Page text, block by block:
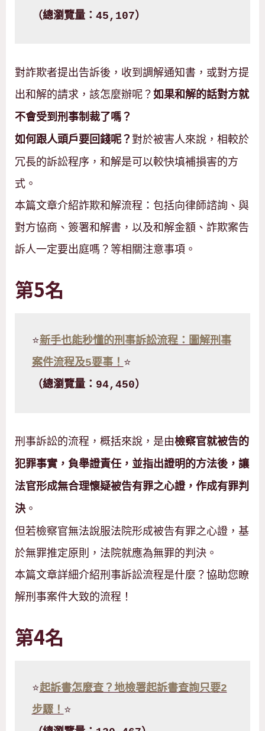
（總瀏覽量：45,107）
對詐欺者提出告訴後，收到調解通知書，或對方提
出和解的請求，該怎麼辦呢？如果和解的話對方就
不會受到刑事制裁了嗎？
如何跟人頭戶要回錢呢？對於被害人來說，相較於
冗長的訴訟程序，和解是可以較快填補損害的方
式。
本篇文章介紹詐欺和解流程：包括向律師諮詢、與
對方協商、簽署和解書，以及和解金額、詐欺案告
訴人一定要出庭嗎？等相關注意事項。
第5名
⭐新手也能秒懂的刑事訴訟流程：圖解刑事
案件流程及5要事！ ⭐
（總瀏覽量：94,450）
刑事訴訟的流程，概括來說，是由檢察官就被告的
犯罪事實，負舉證責任，並指出證明的方法後，讓
法官形成無合理懷疑被告有罪之心證，作成有罪判
決。
但若檢察官無法說服法院形成被告有罪之心證，基
於無罪推定原則，法院就應為無罪的判決。
本篇文章詳細介紹刑事訴訟流程是什麼？協助您瞭
解刑事案件大致的流程！
第4名
⭐起訴書怎麼查？地檢署起訴書查詢只要2
步驟！ ⭐